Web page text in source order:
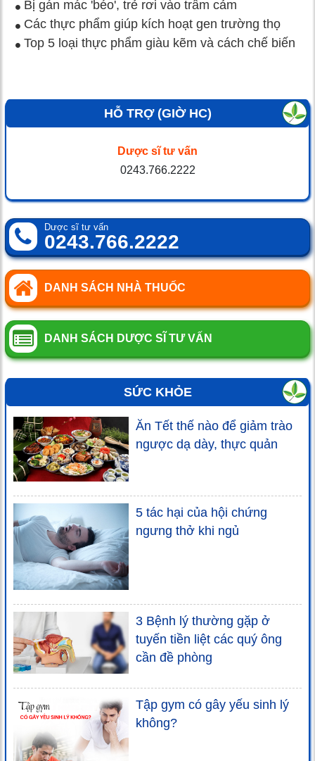
Bị gán mác 'béo', trẻ rơi vào trầm cảm
Các thực phẩm giúp kích hoạt gen trường thọ
Top 5 loại thực phẩm giàu kẽm và cách chế biến
HỖ TRỢ (GIỜ HC)
Dược sĩ tư vấn
0243.766.2222
Dược sĩ tư vấn
0243.766.2222
DANH SÁCH NHÀ THUỐC
DANH SÁCH DƯỢC SĨ TƯ VẤN
SỨC KHỎE
Ăn Tết thế nào để giảm trào
ngược dạ dày, thực quản
5 tác hại của hội chứng
ngưng thở khi ngủ
3 Bệnh lý thường gặp ở
tuyến tiền liệt các quý ông
cần đề phòng
Tập gym có gây yếu sinh lý
không?